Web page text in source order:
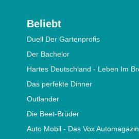
Beliebt
Duell Der Gartenprofis
Der Bachelor
Das perfekte Dinner
Outlander
Die Beet-Brüder
Auto Mobil - Das Vox Automagazin